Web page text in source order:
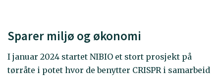
Sparer miljø og økonomi
I januar 2024 startet NIBIO et stort prosjekt på
tørråte i potet hvor de benytter CRISPR i samarbeid